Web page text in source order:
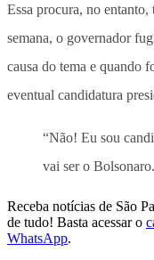
Essa procura, no
semana, o governador
causa do tema e quando
eventual candidatura
“Não! Eu sou
vai ser o
Receba notícias de São
de tudo! Basta acessar o
WhatsApp.